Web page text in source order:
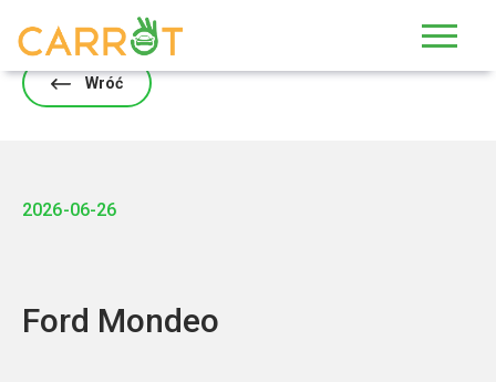
Wróć
2026-06-26
Ford Mondeo